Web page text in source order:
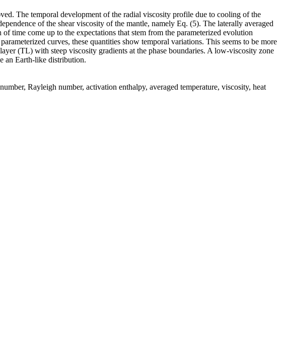
The temporal development of the radial viscosity profile due to cooling of the
of the shear viscosity of the mantle, namely Eq. (5). The laterally averaged
time come up to the expectations that stem from the parameterized evolution
curves, these quantities show temporal variations. This seems to be more
(TL) with steep viscosity gradients at the phase boundaries. A low-viscosity zone
an Earth-like distribution.
Rayleigh number, activation enthalpy, averaged temperature, viscosity, heat